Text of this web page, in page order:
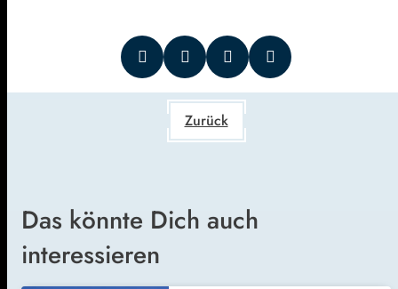
Zurück
Das könnte Dich auch
interessieren